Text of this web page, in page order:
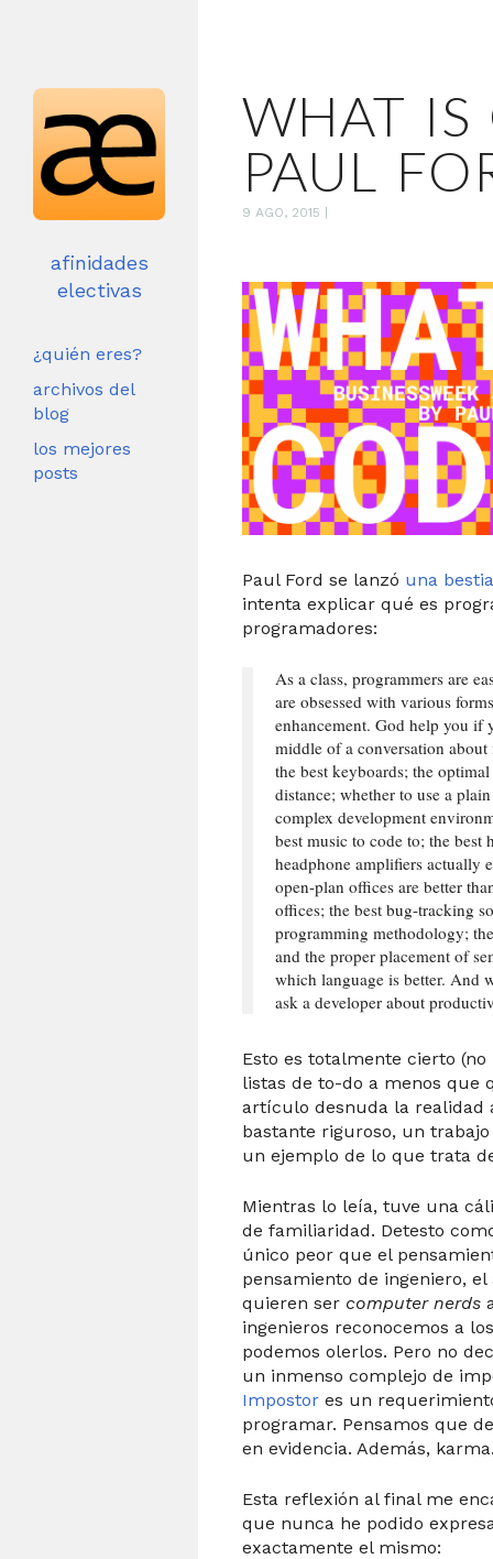
afinidades
electivas
¿quién eres?
archivos del
blog
los mejores
posts
WHAT IS
PAUL
9 AGO, 2015
Paul Ford se lanzó una
intenta explicar qué es
programadores:
As a class, programmers are
are obsessed with various
enhancement. God help you if
middle of a conversation
the best keyboards; the
distance; whether to use a
complex development
best music to code to; the best
headphone amplifiers actually
open-plan offices are better
offices; the best bug-tracking
programming methodology;
and the proper placement of
which language is better. And
ask a developer about
Esto es totalmente cierto
listas de to-do a menos que
artículo desnuda la realidad
bastante riguroso, un
un ejemplo de lo que trata
Mientras lo leía, tuve una
de familiaridad. Detesto
único peor que el
pensamiento de ingeniero,
quieren ser computer nerds
ingenieros reconocemos a
podemos olerlos. Pero no
un inmenso complejo de
Impostor es un
programar. Pensamos que
en evidencia. Además,
Esta reflexión al final me
que nunca he podido
exactamente el mismo: